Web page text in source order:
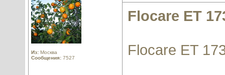
Из: Москва
Сообщения: 7527
Flocare ET
Flocare ET